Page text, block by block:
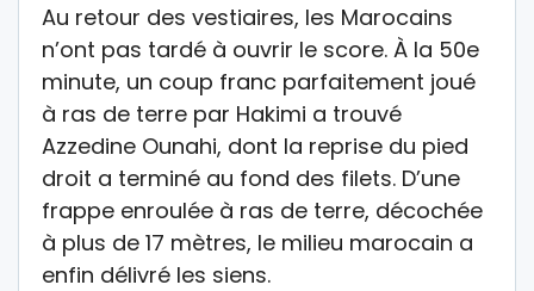
Au retour des vestiaires, les Marocains
n’ont pas tardé à ouvrir le score. À la 50e
minute, un coup franc parfaitement joué
à ras de terre par Hakimi a trouvé
Azzedine Ounahi, dont la reprise du pied
droit a terminé au fond des filets. D’une
frappe enroulée à ras de terre, décochée
à plus de 17 mètres, le milieu marocain a
enfin délivré les siens.